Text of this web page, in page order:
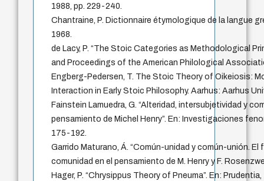
1988, pp. 229-240.
Chantraine, P. Dictionnaire étymologique de la langue
1968.
de Lacy, P. “The Stoic Categories as Methodological
and Proceedings of the American Philological
Engberg-Pedersen, T. The Stoic Theory of Oikeiosis:
Interaction in Early Stoic Philosophy. Aarhus: Aarhus
Fainstein Lamuedra, G. “Alteridad, intersubjetividad y
pensamiento de Michel Henry”. En: Investigaciones
175-192.
Garrido Maturano, Á. “Común-unidad y común-unión.
comunidad en el pensamiento de M. Henry y F.
Hager, P. “Chrysippus Theory of Pneuma”. En: